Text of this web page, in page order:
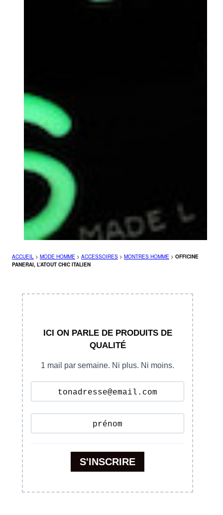
ACCUEIL > MODE HOMME > ACCESSOIRES > MONTRES HOMME > OFFICINE
PANERAI, L’ATOUT CHIC ITALIEN